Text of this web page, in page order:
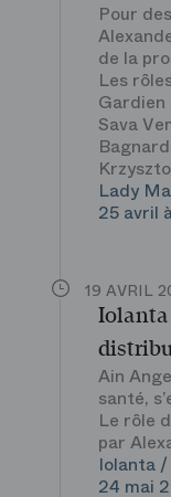
Pour
de la
Les
Sava
Lady
25 avril
19 AVRIL
Iolanta
Ain
santé,
Le rôle
par
Iolanta
24 mai